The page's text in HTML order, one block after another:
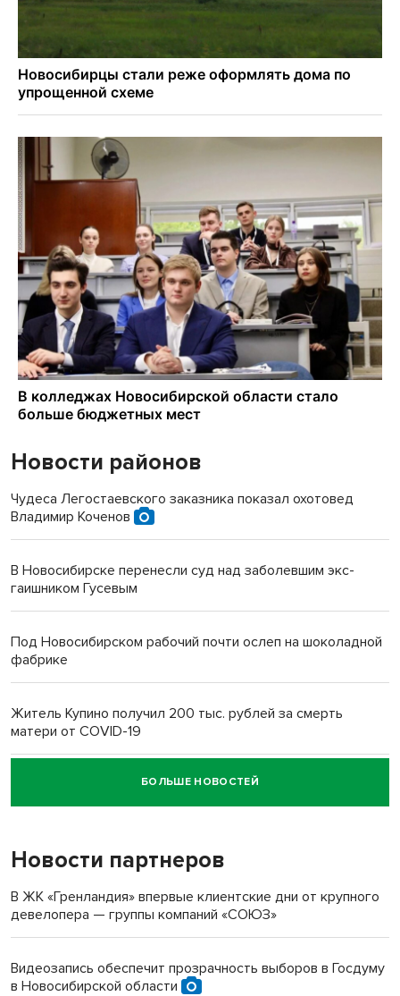
Новости районов
Чудеса Легостаевского заказника показал охотовед
Владимир Коченов
В Новосибирске перенесли суд над заболевшим экс-
гаишником Гусевым
Под Новосибирском рабочий почти ослеп на шоколадной
фабрике
Житель Купино получил 200 тыс. рублей за смерть
матери от COVID-19
Новосибирский суд наказал водителя за смерть
пенсионерки на вокзале
БОЛЬШЕ НОВОСТЕЙ
Новости партнеров
В ЖК «Гренландия» впервые клиентские дни от крупного
девелопера — группы компаний «СОЮЗ»
Видеозапись обеспечит прозрачность выборов в Госдуму
в Новосибирской области